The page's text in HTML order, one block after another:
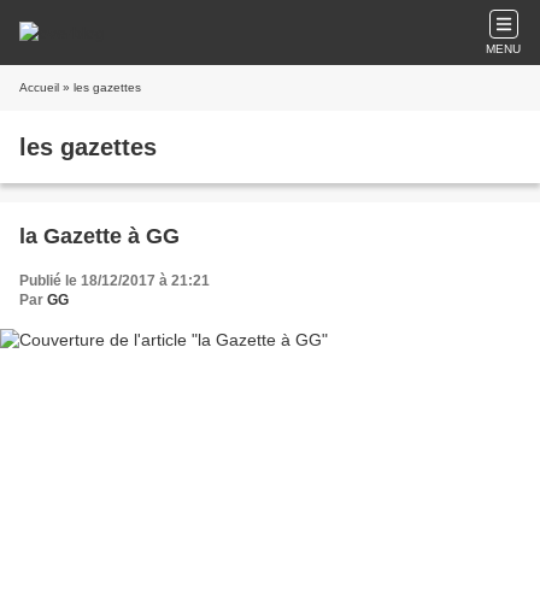
MENU
Accueil » les gazettes
les gazettes
la Gazette à GG
Publié le 18/12/2017 à 21:21
Par GG